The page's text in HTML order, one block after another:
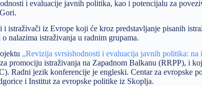
i evaluacije javnih politika, kao i potencijalu za
istraživači iz Evrope koji će kroz predstavljanje pisanih
nalazima istraživanja u radnim grupama.
„Revizija svrsishodnosti i evaluacija javnih politika:
promociju istraživanja na Zapadnom Balkanu (RRPP), i
Radni jezik konferencije je engleski. Centar za evropske
i Institut za evropske politike iz Skoplja.